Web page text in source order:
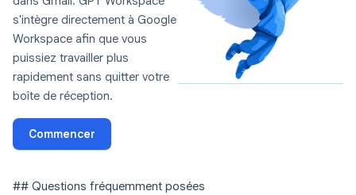
s'intègre directement à Google
Workspace afin que vous
puissiez travailler plus
rapidement sans quitter votre
boîte de réception.
Commencer
## Questions fréquemment posées